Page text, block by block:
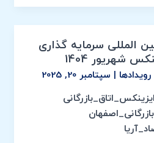
المللی سرمایه گذاری
شهریور 1404
رویدادها | سپتامبر 20, 2025